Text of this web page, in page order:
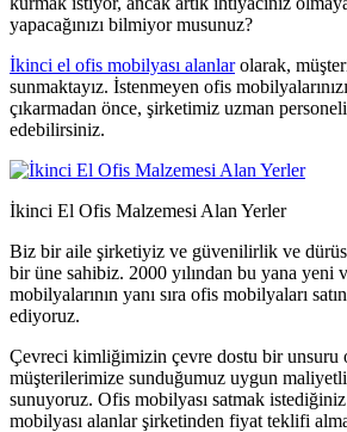
yapacağınızı bilmiyor musunuz?
İkinci el ofis mobilyası alanlarolarak,
sunmaktayız. İstenmeyen ofis
çıkarmadan önce, şirketimiz uzman
edebilirsiniz.
İkinci El Ofis Malzemesi Alan Yerler
Biz bir aile şirketiyiz ve güvenilirlik ve
bir üne sahibiz. 2000 yılından bu yana yeni
mobilyalarının yanı sıra ofis mobilyaları
ediyoruz.
Çevreci kimliğimizin çevre dostu bir unsuru
müşterilerimize sunduğumuz uygun
sunuyoruz. Ofis mobilyası satmak
mobilyası alanlar şirketinden fiyat teklifi